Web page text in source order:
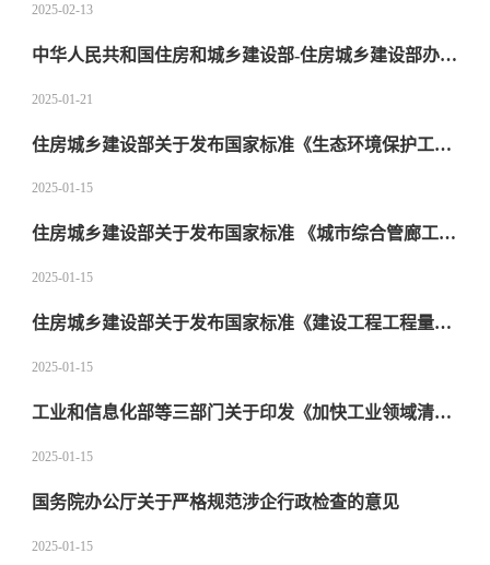
2025-02-13
中华人民共和国住房和城乡建设部-住房城乡建设部办公厅关于启用注册监理工程师等专业技术人员电子注册证书的通知
2025-01-21
住房城乡建设部关于发布国家标准《生态环境保护工程术语标准》的公告
2025-01-15
住房城乡建设部关于发布国家标准 《城市综合管廊工程技术规范》局部修订的公告
2025-01-15
住房城乡建设部关于发布国家标准《建设工程工程量清单计价标准》的公告
2025-01-15
工业和信息化部等三部门关于印发《加快工业领域清洁低碳氢应用实施方案》的通知
2025-01-15
国务院办公厅关于严格规范涉企行政检查的意见
2025-01-15